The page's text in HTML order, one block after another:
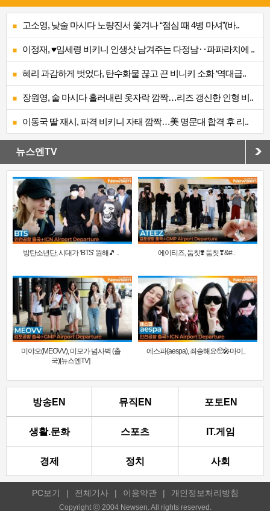
고소영, 낮술 마시다 노량진서 쫓겨나 “점심 때 4병 마셔”(바..
이정재, ♥임세령 비키니 인생샷 남겨주는 다정남‥파파라치에 ..
혜리 과감하게 벗었다, 탄수화물 끊고 끈 비니키 소화 ‘역대급..
장원영, 술 마시다 흘러내린 옷자락 깜짝…리즈 갱신한 인형 비..
이동국 딸 재시, 파격 비키니 자태 깜짝…美 명문대 합격 후 리..
뉴스엔TV
방탄소년단, 시대가 ‘BTS’ 원해🎵 .. 에이티즈, 둠칫❣️ 둠칫❣&#..
미야오(MEOVV), 미모가 넘사벽 (출
국)[뉴스엔TV]
에스파(aespa), 죄송해요🥺🎤마이..
방송EN 뮤직EN 포토EN
생활.문화 스포츠 IT.게임
경제 정치 사회
PC보기 | 전체기사 | 이용약관 | 개인정보처리방침
Copyright ⓒ 2004 Newsen. All rights reserved.